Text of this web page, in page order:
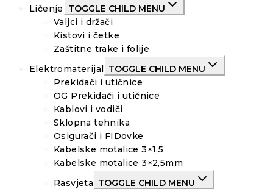
Ličenje
TOGGLE CHILD MENU
Valjci i držači
Kistovi i četke
Zaštitne trake i folije
Elektromaterijal TOGGLE CHILD MENU
Prekidači i utičnice
OG Prekidači i utičnice
Kablovi i vodiči
Sklopna tehnika
Osigurači i FIDovke
Kabelske motalice 3×1,5
Kabelske motalice 3×2,5mm
Rasvjeta TOGGLE CHILD MENU